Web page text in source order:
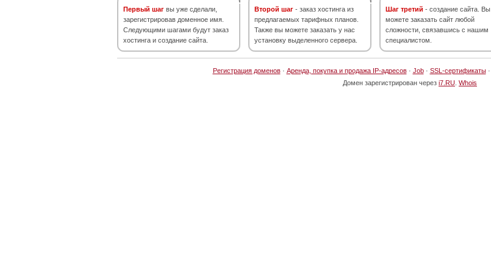
Первый шаг вы уже сделали,
зарегистрировав доменное имя.
Следующими шагами будут заказ
хостинга и создание сайта.
Второй шаг - заказ хостинга из
предлагаемых тарифных планов.
Также вы можете заказать у нас
установку выделенного сервера.
Шаг третий - создание сайта. Вы
можете заказать сайт любой
сложности, связавшись с нашим
специалистом.
Регистрация доменов· Аренда, покупка и продажа IP-адресов· Job· SSL-сертификаты·
Домен зарегистрирован через i7.RU Whois